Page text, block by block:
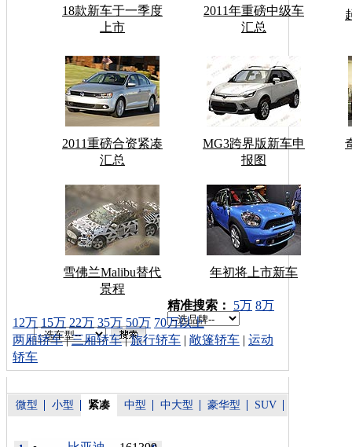
18款新车于一季度
上市
2011年重磅中级车
汇总
2011重磅合资紧凑
汇总
MG3跨界版新车申
报图
雪佛兰Malibu替代
景程
年初将上市新车
车型搜索：
精准搜索： 5万 8万
12万 15万 22万 35万 50万 70万以上
两厢轿车|三厢轿车|旅行轿车 | 敞篷轿车 | 运动
轿车
微型 小型 紧凑 中型 中大型 豪华型 SUV